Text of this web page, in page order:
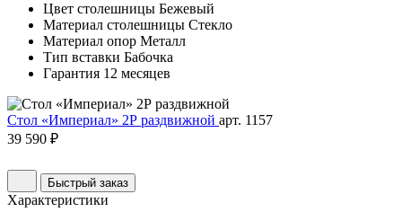
Цвет столешницы Бежевый
Материал столешницы Стекло
Материал опор Металл
Тип вставки Бабочка
Гарантия 12 месяцев
Стол «Империал» 2Р раздвижной арт. 1157
39 590 ₽
Быстрый заказ
Характеристики